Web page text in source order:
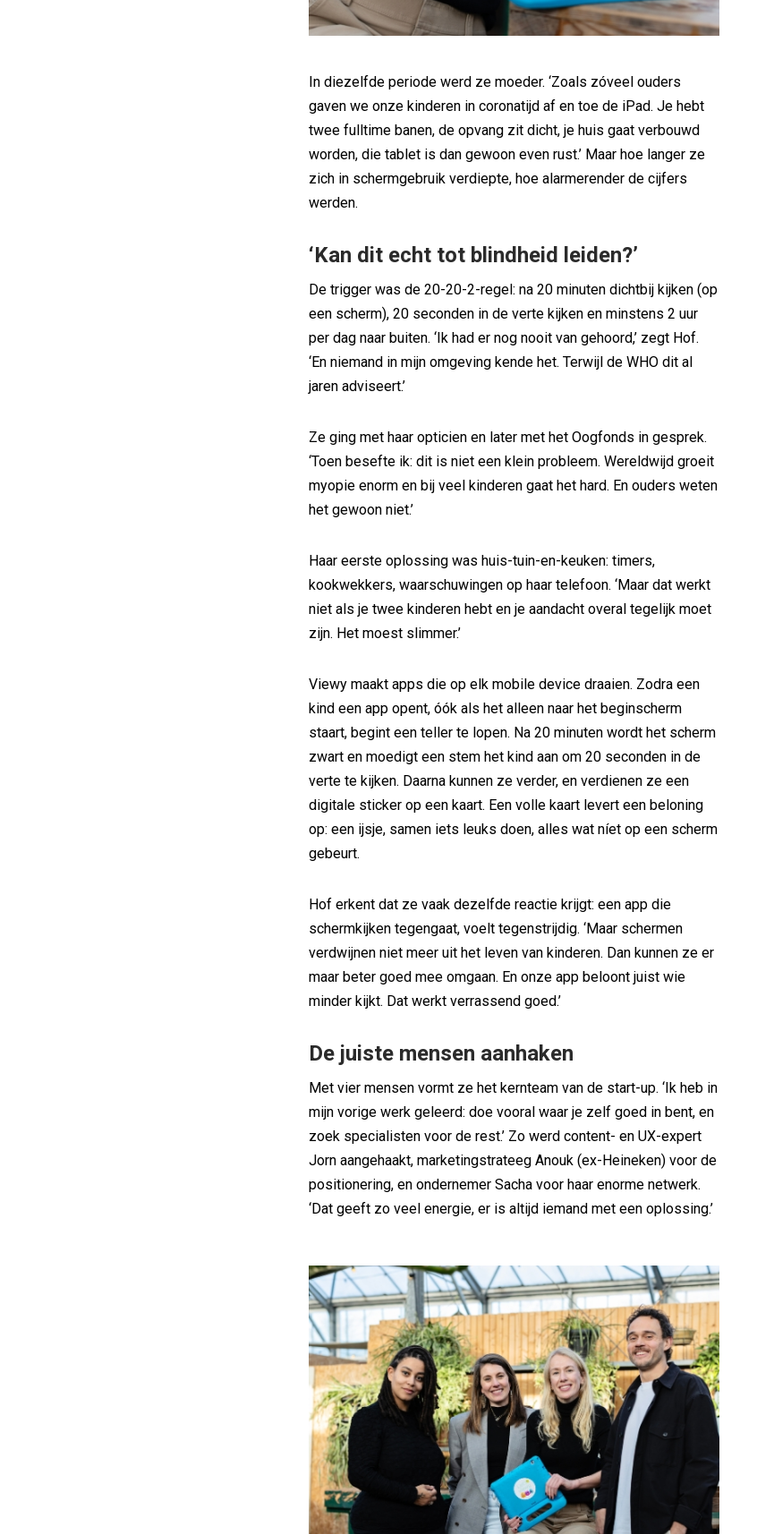
In diezelfde periode werd ze moeder. ‘Zoals zóveel ouders
gaven we onze kinderen in coronatijd af en toe de iPad. Je hebt
twee fulltime banen, de opvang zit dicht, je huis gaat verbouwd
worden, die tablet is dan gewoon even rust.’ Maar hoe langer ze
zich in schermgebruik verdiepte, hoe alarmerender de cijfers
werden.
‘Kan dit echt tot blindheid leiden?’
De trigger was de 20-20-2-regel: na 20 minuten dichtbij kijken (op
een scherm), 20 seconden in de verte kijken en minstens 2 uur
per dag naar buiten. ‘Ik had er nog nooit van gehoord,’ zegt Hof.
‘En niemand in mijn omgeving kende het. Terwijl de WHO dit al
jaren adviseert.’
Ze ging met haar opticien en later met het Oogfonds in gesprek.
‘Toen besefte ik: dit is niet een klein probleem. Wereldwijd groeit
myopie enorm en bij veel kinderen gaat het hard. En ouders weten
het gewoon niet.’
Haar eerste oplossing was huis-tuin-en-keuken: timers,
kookwekkers, waarschuwingen op haar telefoon. ‘Maar dat werkt
niet als je twee kinderen hebt en je aandacht overal tegelijk moet
zijn. Het moest slimmer.’
Viewy maakt apps die op elk mobile device draaien. Zodra een
kind een app opent, óók als het alleen naar het beginscherm
staart, begint een teller te lopen. Na 20 minuten wordt het scherm
zwart en moedigt een stem het kind aan om 20 seconden in de
verte te kijken. Daarna kunnen ze verder, en verdienen ze een
digitale sticker op een kaart. Een volle kaart levert een beloning
op: een ijsje, samen iets leuks doen, alles wat níet op een scherm
gebeurt.
Hof erkent dat ze vaak dezelfde reactie krijgt: een app die
schermkijken tegengaat, voelt tegenstrijdig. ‘Maar schermen
verdwijnen niet meer uit het leven van kinderen. Dan kunnen ze er
maar beter goed mee omgaan. En onze app beloont juist wie
minder kijkt. Dat werkt verrassend goed.’
De juiste mensen aanhaken
Met vier mensen vormt ze het kernteam van de start-up. ‘Ik heb in
mijn vorige werk geleerd: doe vooral waar je zelf goed in bent, en
zoek specialisten voor de rest.’ Zo werd content- en UX-expert
Jorn aangehaakt, marketingstrateeg Anouk (ex-Heineken) voor de
positionering, en ondernemer Sacha voor haar enorme netwerk.
‘Dat geeft zo veel energie, er is altijd iemand met een oplossing.’